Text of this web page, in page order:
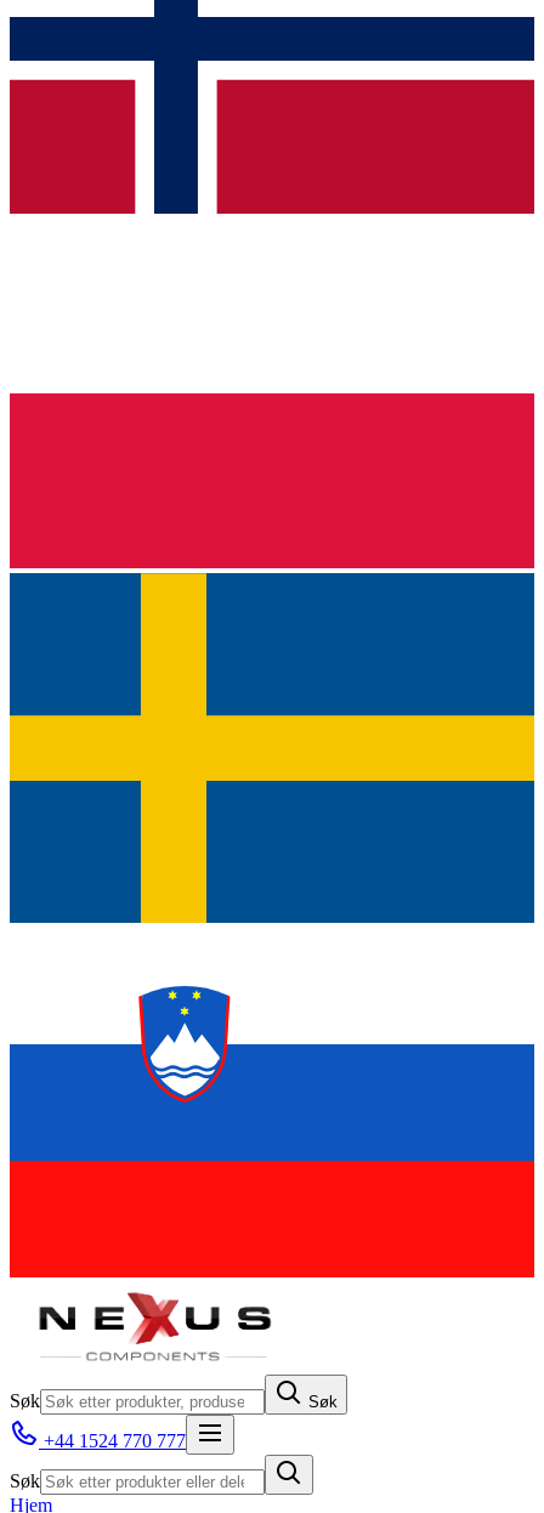
Søk Søk
+44 1524 770 777
Søk
Hjem